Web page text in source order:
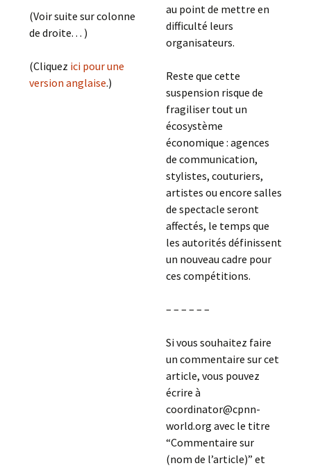
(Voir suite sur colonne
de droite. . . )
(Cliquez ici pour une
version anglaise.)
au point de mettre en
difficulté leurs
organisateurs.
Reste que cette
suspension risque de
fragiliser tout un
écosystème
économique : agences
de communication,
stylistes, couturiers,
artistes ou encore salles
de spectacle seront
affectés, le temps que
les autorités définissent
un nouveau cadre pour
ces compétitions.
– – – – – –
Si vous souhaitez faire
un commentaire sur cet
article, vous pouvez
écrire à
coordinator@cpnn-
world.org avec le titre
“Commentaire sur
(nom de l’article)” et